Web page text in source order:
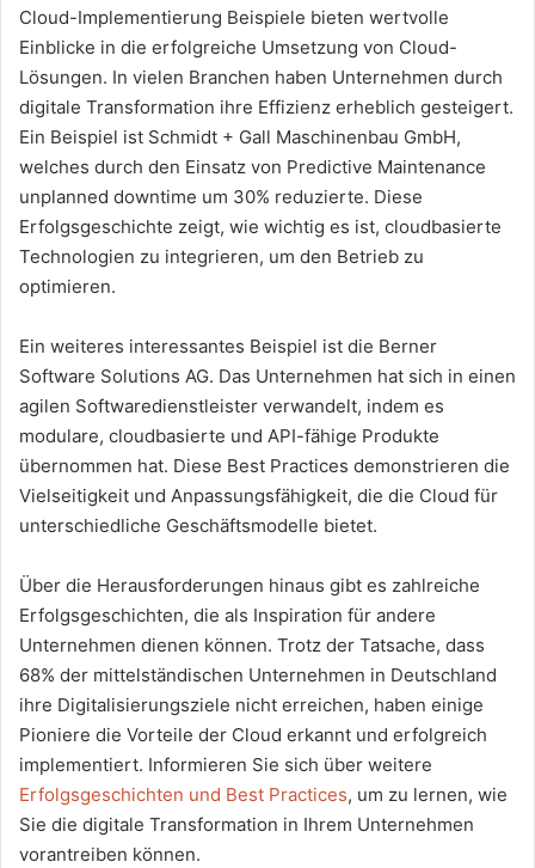
Cloud-Implementierung Beispiele bieten wertvolle
Einblicke in die erfolgreiche Umsetzung von Cloud-
Lösungen. In vielen Branchen haben Unternehmen durch
digitale Transformation ihre Effizienz erheblich gesteigert.
Ein Beispiel ist Schmidt + Gall Maschinenbau GmbH,
welches durch den Einsatz von Predictive Maintenance
unplanned downtime um 30% reduzierte. Diese
Erfolgsgeschichte zeigt, wie wichtig es ist, cloudbasierte
Technologien zu integrieren, um den Betrieb zu
optimieren.
Ein weiteres interessantes Beispiel ist die Berner
Software Solutions AG. Das Unternehmen hat sich in einen
agilen Softwaredienstleister verwandelt, indem es
modulare, cloudbasierte und API-fähige Produkte
übernommen hat. Diese Best Practices demonstrieren die
Vielseitigkeit und Anpassungsfähigkeit, die die Cloud für
unterschiedliche Geschäftsmodelle bietet.
Über die Herausforderungen hinaus gibt es zahlreiche
Erfolgsgeschichten, die als Inspiration für andere
Unternehmen dienen können. Trotz der Tatsache, dass
68% der mittelständischen Unternehmen in Deutschland
ihre Digitalisierungsziele nicht erreichen, haben einige
Pioniere die Vorteile der Cloud erkannt und erfolgreich
implementiert. Informieren Sie sich über weitere
Erfolgsgeschichten und Best Practices, um zu lernen, wie
Sie die digitale Transformation in Ihrem Unternehmen
vorantreiben können.